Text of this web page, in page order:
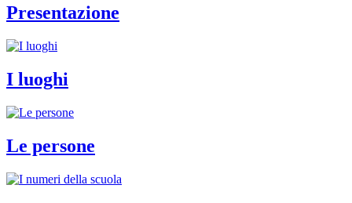
Presentazione
I luoghi
Le persone